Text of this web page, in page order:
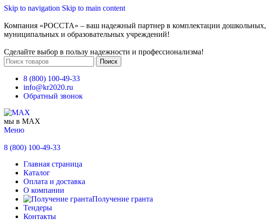
Skip to navigation Skip to main content
Компания «РОССТА» – ваш надежный партнер в комплектации дошкольных,
муниципальных и образовательных учреждений!
Сделайте выбор в пользу надежности и профессионализма!
Поиск
8 (800) 100-49-33
info@kr2020.ru
Обратный звонок
мы в MAX
Меню
8 (800) 100-49-33
Главная страница
Каталог
Оплата и доставка
О компании
Получение гранта
Тендеры
Контакты